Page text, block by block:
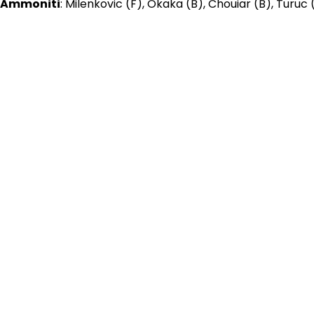
Ammoniti: Milenkovic (F), Okaka (B), Chouiar (B),